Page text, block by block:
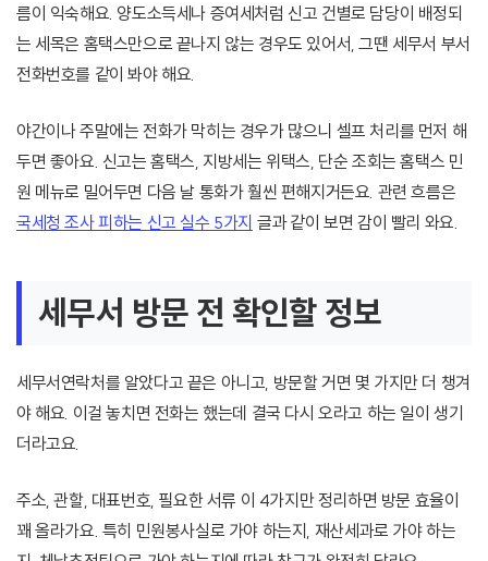
름이 익숙해요. 양도소득세나 증여세처럼 신고 건별로 담당이 배정되
는 세목은 홈택스만으로 끝나지 않는 경우도 있어서, 그땐 세무서 부서
전화번호를 같이 봐야 해요.
야간이나 주말에는 전화가 막히는 경우가 많으니 셀프 처리를 먼저 해
두면 좋아요. 신고는 홈택스, 지방세는 위택스, 단순 조회는 홈택스 민
원 메뉴로 밀어두면 다음 날 통화가 훨씬 편해지거든요. 관련 흐름은
국세청 조사 피하는 신고 실수 5가지 글과 같이 보면 감이 빨리 와요.
세무서 방문 전 확인할 정보
세무서연락처를 알았다고 끝은 아니고, 방문할 거면 몇 가지만 더 챙겨
야 해요. 이걸 놓치면 전화는 했는데 결국 다시 오라고 하는 일이 생기
더라고요.
주소, 관할, 대표번호, 필요한 서류 이 4가지만 정리하면 방문 효율이
꽤 올라가요. 특히 민원봉사실로 가야 하는지, 재산세과로 가야 하는